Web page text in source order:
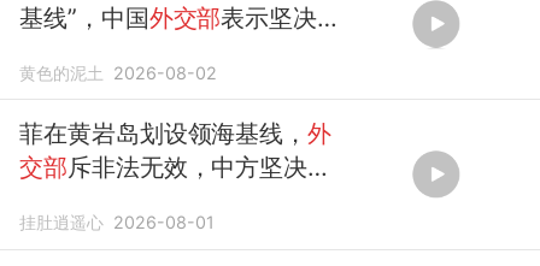
基线”，中国外交部表示坚决反
黄色的泥土 2026-08-02
菲在黄岩岛划设领海基线， 外
交部斥非法无效，中方坚决反
挂肚逍遥心 2026-08-01